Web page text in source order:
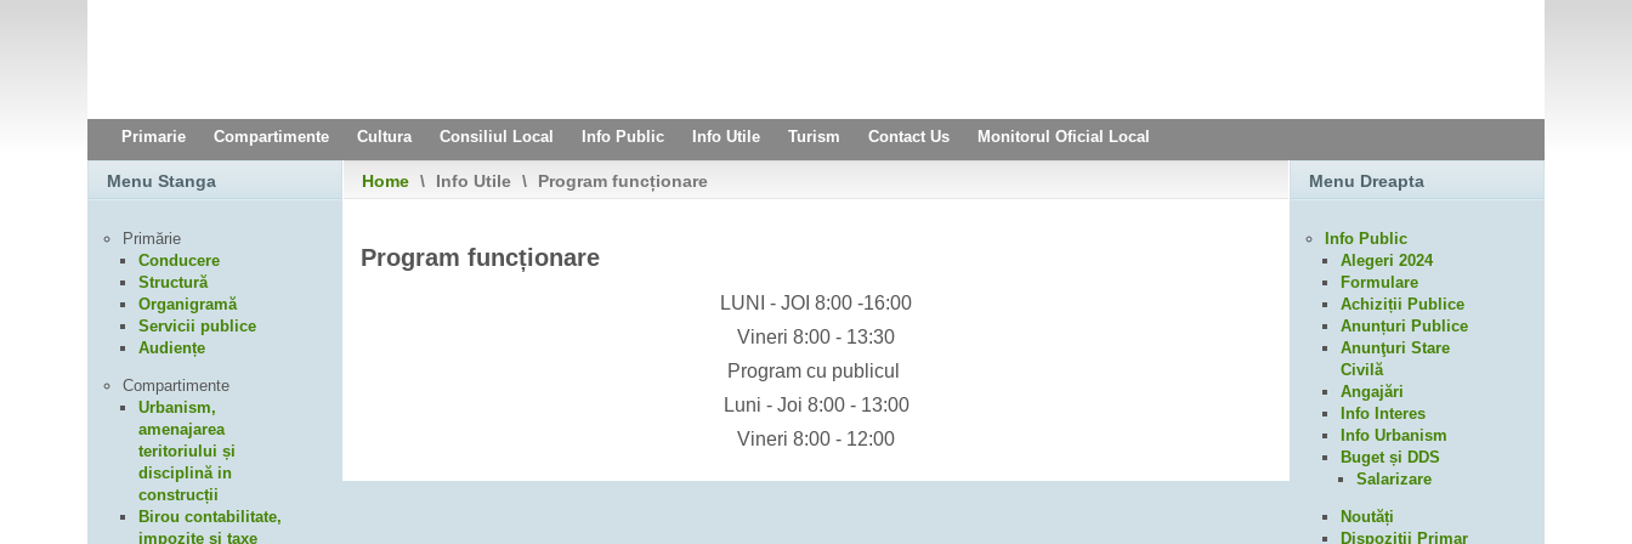
Primarie Compartimente Cultura Consiliul Local Info Public Info Utile Turism Contact Us Monitorul Oficial Local
Home \ Info Utile \ Program funcționare
Program funcționare
LUNI - JOI 8:00 -16:00
Vineri 8:00 - 13:30
Program cu publicul
Luni - Joi 8:00 - 13:00
Vineri 8:00 - 12:00
Menu Stanga
Primărie
Conducere
Structură
Organigramă
Servicii publice
Audiențe
Compartimente
Urbanism,
amenajarea
teritoriului și
disciplină in
construcții
Birou contabilitate,
impozite și taxe
Menu Dreapta
Info Public
Alegeri 2024
Formulare
Achiziții Publice
Anunțuri Publice
Anunţuri Stare
Civilă
Angajări
Info Interes
Info Urbanism
Buget și DDS
Salarizare
Noutăți
Dispoziții Primar